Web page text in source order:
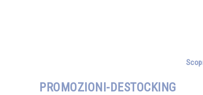
PROMOZIONI-DESTOCKING